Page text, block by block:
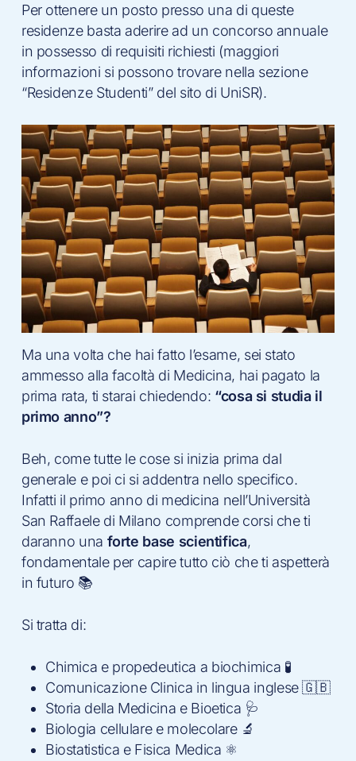
Per ottenere un posto presso una di queste
residenze basta aderire ad un concorso annuale
in possesso di requisiti richiesti (maggiori
informazioni si possono trovare nella sezione
“Residenze Studenti” del sito di UniSR).
Ma una volta che hai fatto l’esame, sei stato
ammesso alla facoltà di Medicina, hai pagato la
prima rata, ti starai chiedendo: “cosa si studia il
primo anno”?
Beh, come tutte le cose si inizia prima dal
generale e poi ci si addentra nello specifico.
Infatti il primo anno di medicina nell’Università
San Raffaele di Milano comprende corsi che ti
daranno una forte base scientifica,
fondamentale per capire tutto ciò che ti aspetterà
in futuro 📚
Si tratta di:
Chimica e propedeutica a biochimica 🧪
Comunicazione Clinica in lingua inglese 🇬🇧
Storia della Medicina e Bioetica 🩺
Biologia cellulare e molecolare 🔬
Biostatistica e Fisica Medica ⚛️